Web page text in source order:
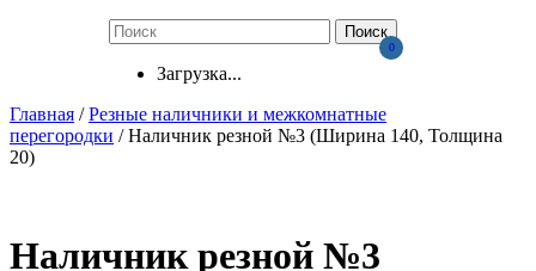
0
Загрузка...
Главная /Резные наличники и межкомнатные
перегородки / Наличник резной №3 (Ширина 140, Толщина
20)
Наличник резной №3